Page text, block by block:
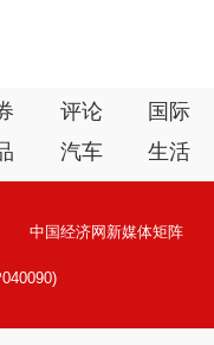
评论
国际
汽车 生活
中国经济网新媒体矩阵